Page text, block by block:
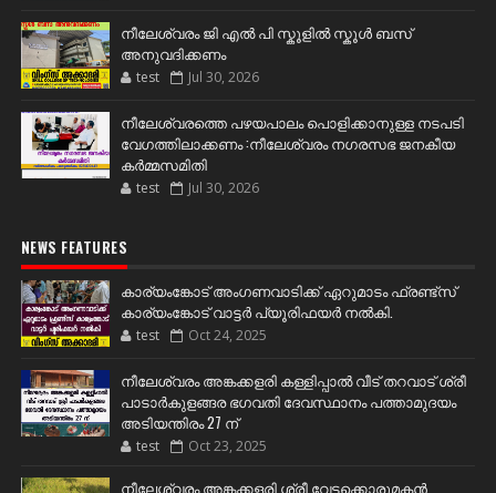
നീലേശ്വരം ജി എൽ പി സ്കൂളിൽ സ്കൂൾ ബസ്
അനുവദിക്കണം
test Jul 30, 2026
നീലേശ്വരത്തെ പഴയപാലം പൊളിക്കാനുള്ള നടപടി
വേഗത്തിലാക്കണം :നീലേശ്വരം നഗരസഭ ജനകീയ
കർമ്മസമിതി
test Jul 30, 2026
NEWS FEATURES
കാര്യംങ്കോട് അംഗണവാടിക്ക് ഏറുമാടം ഫ്രണ്ട്സ്
കാര്യംങ്കോട് വാട്ടർ പ്യൂരിഫയർ നൽകി.
test Oct 24, 2025
നീലേശ്വരം അങ്കക്കളരി കള്ളിപ്പാൽ വീട് തറവാട് ശ്രീ
പാടാർകുളങ്ങര ഭഗവതി ദേവസ്ഥാനം പത്താമുദയം
അടിയന്തിരം 27 ന്
test Oct 23, 2025
നീലേശ്വരം അങ്കക്കളരി ശ്രീ വേട്ടക്കൊരുമകൻ